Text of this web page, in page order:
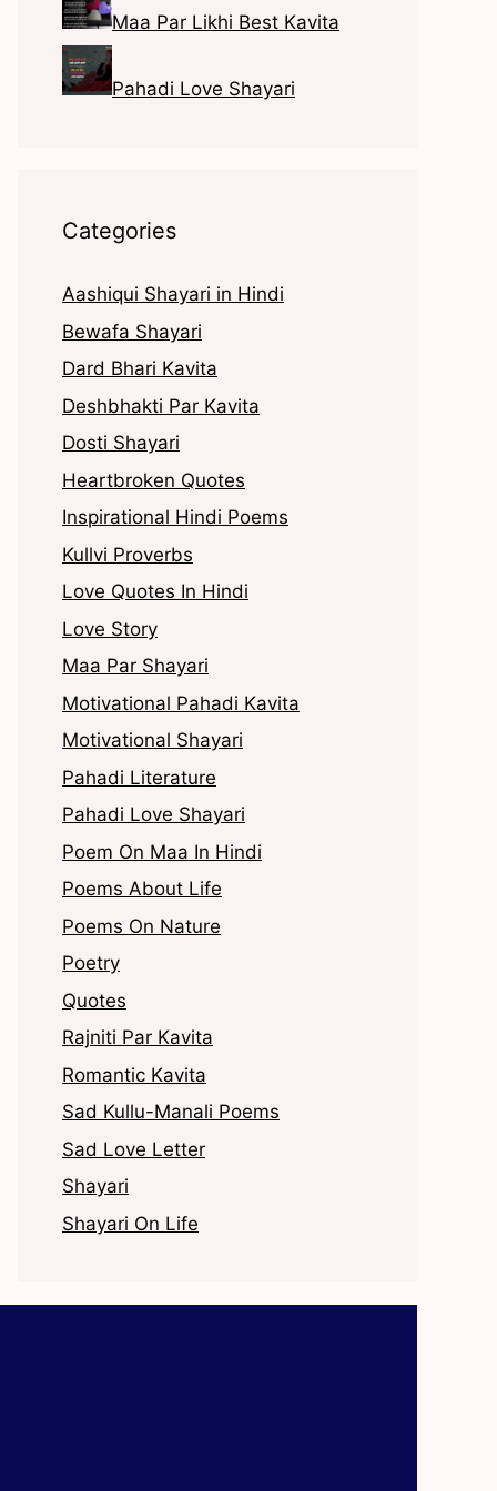
Maa Par Likhi Best Kavita
Pahadi Love Shayari
Categories
Aashiqui Shayari in Hindi
Bewafa Shayari
Dard Bhari Kavita
Deshbhakti Par Kavita
Dosti Shayari
Heartbroken Quotes
Inspirational Hindi Poems
Kullvi Proverbs
Love Quotes In Hindi
Love Story
Maa Par Shayari
Motivational Pahadi Kavita
Motivational Shayari
Pahadi Literature
Pahadi Love Shayari
Poem On Maa In Hindi
Poems About Life
Poems On Nature
Poetry
Quotes
Rajniti Par Kavita
Romantic Kavita
Sad Kullu-Manali Poems
Sad Love Letter
Shayari
Shayari On Life